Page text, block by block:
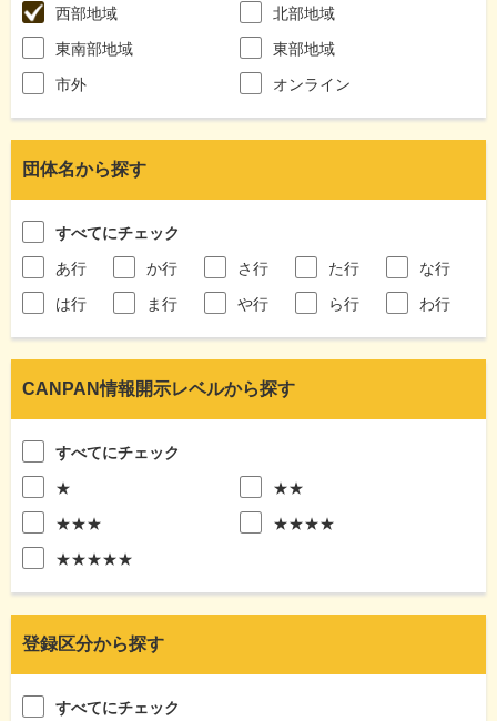
西部地域
北部地域
東南部地域
東部地域
市外
オンライン
団体名から探す
すべてにチェック
あ行
か行 さ行 た行
な行
は行
ま行 や行 ら行 わ行
CANPAN情報開示レベルから探す
すべてにチェック
★
★★
★★★
★★★★
★★★★★
登録区分から探す
すべてにチェック